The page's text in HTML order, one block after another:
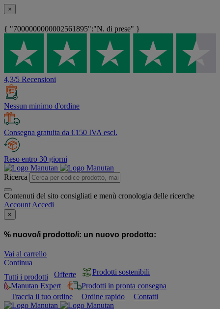
×
{ "7000000000002561895":"N. di prese" }
4,3/5 Recensioni
Nessun minimo d'ordine
Consegna gratuita da €150 IVA escl.
Reso entro 30 giorni
Ricerca
Contenuti del sito consigliati e menù cronologia delle ricerche
Account Accedi
×
% nuovo/i prodotto/i: un nuovo prodotto:
Vai al carrello
Continua
Tutti i prodotti
Offerte
Prodotti sostenibili
Manutan Expert
Prodotti in pronta consegna
Traccia il tuo ordine
Ordine rapido Contatti